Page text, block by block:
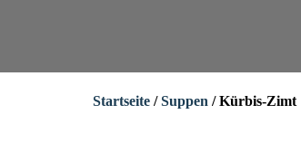
Startseite /Suppen / Kürbis-Zimt